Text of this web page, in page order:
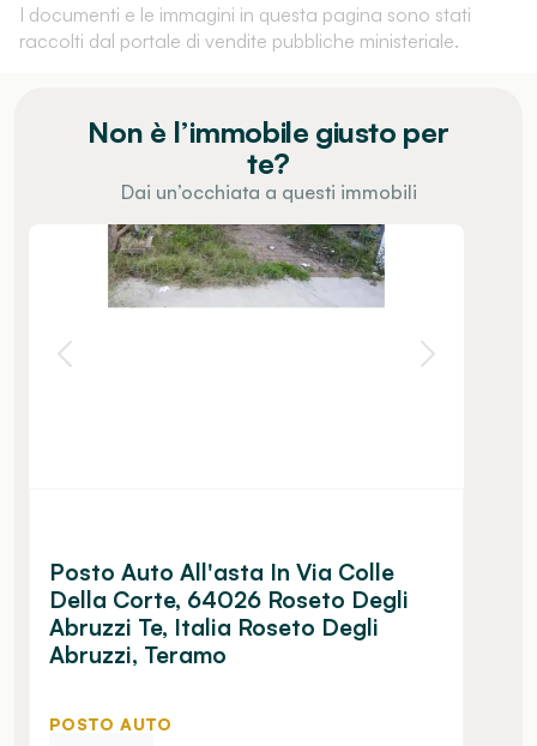
I documenti e le immagini in questa pagina sono stati
raccolti dal portale di vendite pubbliche ministeriale.
Non è l’immobile giusto per
te?
Dai un’occhiata a questi immobili
Posto Auto All'asta In Via Colle
Della Corte, 64026 Roseto Degli
Abruzzi Te, Italia Roseto Degli
Abruzzi, Teramo
POSTO AUTO